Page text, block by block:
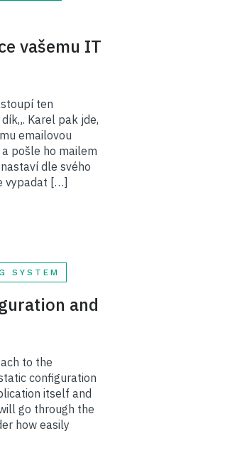
vašemu IT
ten
Karel pak jde,
emailovou
pošle ho mailem
dle svého
vypadat […]
SYSTEM
and
to the
configuration
itself and
go through the
how easily